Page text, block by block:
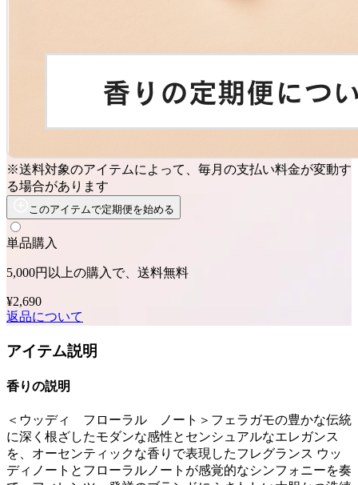
※送料対象のアイテムによって、毎月の支払い料金が変動す
る場合があります
このアイテムで定期便を始める
単品購入
5,000円以上の購入で、送料無料
¥2,690
返品について
アイテム説明
香りの説明
＜ウッディ フローラル ノート＞フェラガモの豊かな伝統
に深く根ざしたモダンな感性とセンシュアルなエレガンス
を、オーセンティックな香りで表現したフレグランス ウッ
ディノートとフローラルノートが感覚的なシンフォニーを奏